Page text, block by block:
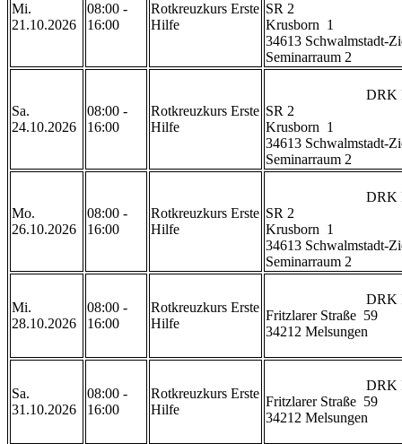
Mi.
21.10.2026
08:00 -
16:00
Rotkreuzkurs Erste
Hilfe
SR 2
Krusborn  1
34613 Schwalmstadt-
Sa.
24.10.2026
08:00 -
16:00
Rotkreuzkurs Erste
Hilfe
SR 2
Krusborn  1
34613 Schwalmstadt-
Mo.
26.10.2026
08:00 -
16:00
Rotkreuzkurs Erste
Hilfe
SR 2
Krusborn  1
34613 Schwalmstadt-
Mi.
28.10.2026
08:00 -
16:00
Rotkreuzkurs Erste
Hilfe
Fritzlarer Straße  59
34212 Melsungen
Sa.
31.10.2026
08:00 -
16:00
Rotkreuzkurs Erste
Hilfe
Fritzlarer Straße  59
34212 Melsungen